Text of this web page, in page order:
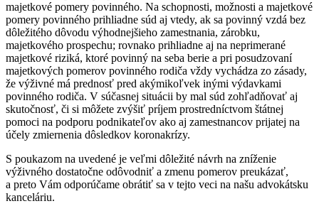
majetkové pomery povinného. Na schopnosti, možnosti a majetkové
pomery povinného prihliadne súd aj vtedy, ak sa povinný vzdá bez
dôležitého dôvodu výhodnejšieho zamestnania, zárobku,
majetkového prospechu; rovnako prihliadne aj na neprimerané
majetkové riziká, ktoré povinný na seba berie a pri posudzovaní
majetkových pomerov povinného rodiča vždy vychádza zo zásady,
že výživné má prednosť pred akýmikoľvek inými výdavkami
povinného rodiča. V súčasnej situácii by mal súd zohľadňovať aj
skutočnosť, či si môžete zvýšiť príjem prostredníctvom štátnej
pomoci na podporu podnikateľov ako aj zamestnancov prijatej na
účely zmiernenia dôsledkov koronakrízy.
S poukazom na uvedené je veľmi dôležité návrh na zníženie
výživného dostatočne odôvodniť a zmenu pomerov preukázať,
a preto Vám odporúčame obrátiť sa v tejto veci na našu advokátsku
kanceláriu.